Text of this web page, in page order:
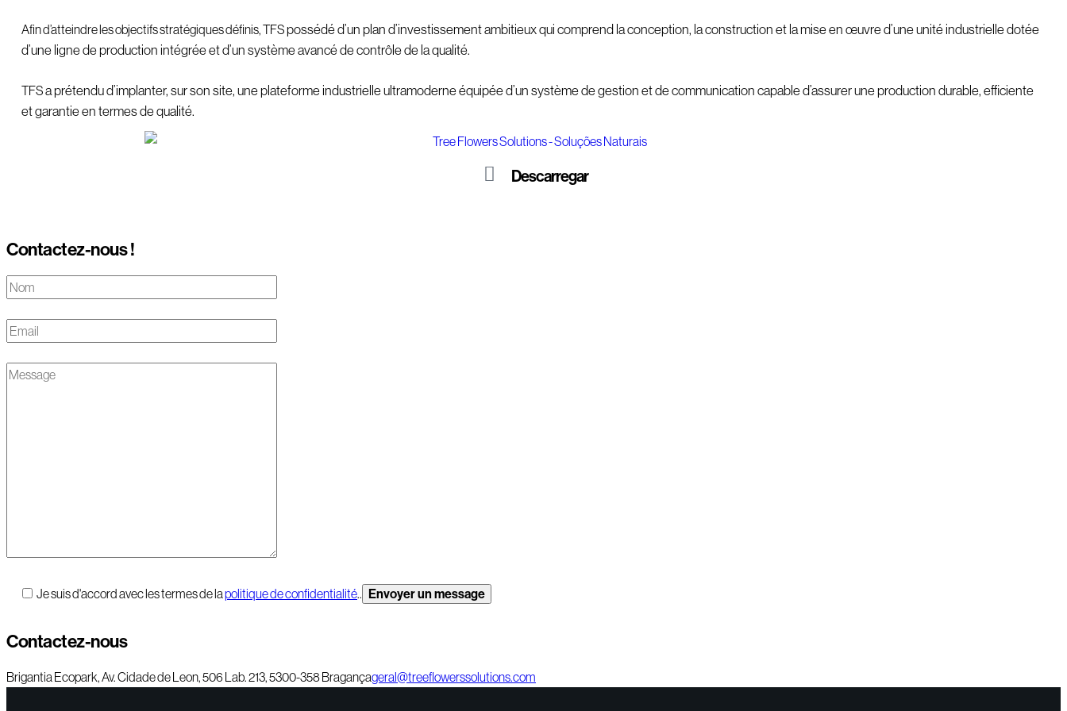
Afin d’atteindre les objectifs stratégiques définis, TFSpossédéd’un plan d’investissement ambitieux qui comprend la conception, la construction et la mise en œuvre d’une unité industrielle dotée
d’une ligne de production intégrée et d’un système avancé de contrôle de la qualité.
TFSa prétendud’implanter, sur son site, une plateforme industrielle ultramoderne équipée d’un système de gestion et de communication capable d’assurer une production durable, efficiente
et garantie en termes de qualité.
Descarregar
Contactez-nous !
Je suis d'accord avec les termes de lapolitique de confidentialité..
Contactez-nous
Brigantia Ecopark, Av. Cidade de Leon, 506 Lab. 213, 5300-358 Bragançageral@treeflowerssolutions.com